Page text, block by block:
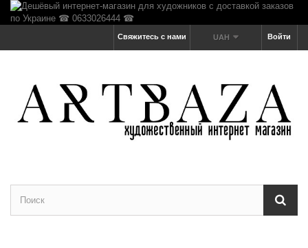
Войти
UAH
Свяжитесь с нами